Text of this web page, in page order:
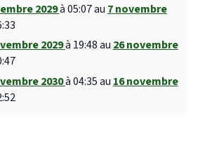
2029à 05:07 au 7 novembre
2029à 19:48 au26 novembre
2030à 04:35 au 16 novembre